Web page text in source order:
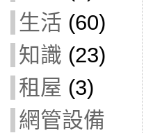
生活 (60)
知識 (23)
租屋 (3)
網管設備